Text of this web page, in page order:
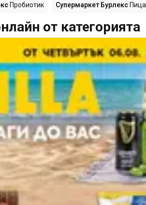
Пробиотик Супермаркет Бурлекс Пица
от категорията